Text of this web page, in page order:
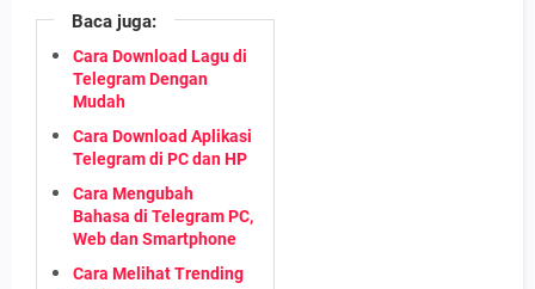
Baca juga:
Cara Download Lagu di
Telegram Dengan
Mudah
Cara Download Aplikasi
Telegram di PC dan HP
Cara Mengubah
Bahasa di Telegram PC,
Web dan Smartphone
Cara Melihat Trending